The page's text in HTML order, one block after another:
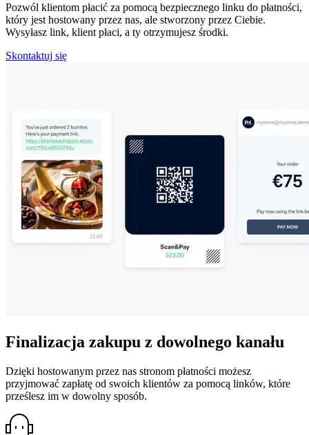
Pozwól klientom płacić za pomocą bezpiecznego linku do płatności,
który jest hostowany przez nas, ale stworzony przez Ciebie.
Wysyłasz link, klient płaci, a ty otrzymujesz środki.
Skontaktuj się
Finalizacja zakupu z dowolnego kanału
Dzięki hostowanym przez nas stronom płatności możesz
przyjmować zapłatę od swoich klientów za pomocą linków, które
prześlesz im w dowolny sposób.